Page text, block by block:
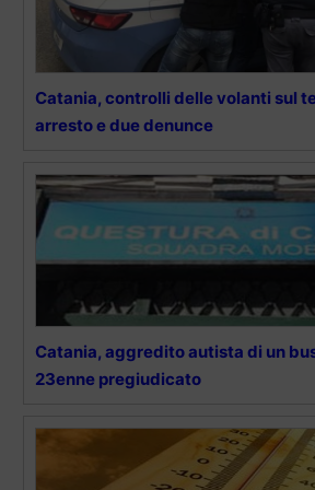
Catania, controlli delle volanti sul
arresto e due denunce
Catania, aggredito autista di un
23enne pregiudicato